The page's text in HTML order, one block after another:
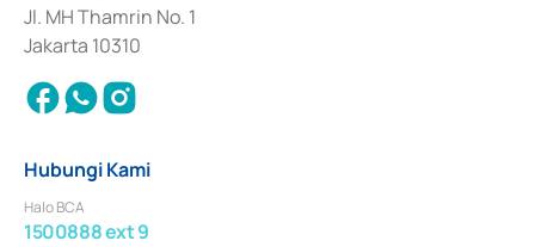
Jl. MH Thamrin No. 1
Jakarta 10310
Hubungi Kami
Halo BCA
1500888 ext 9